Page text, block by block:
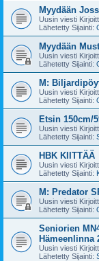
Myydään
Uusin viesti
Lähetetty Sijainti:
Myydään
Uusin viesti
Lähetetty Sijainti:
M:
Uusin viesti
Lähetetty Sijainti:
Etsin 150cm/
Uusin viesti
Lähetetty Sijainti:
HBK KIITTÄÄ
Uusin viesti
Lähetetty Sijainti:
M: Predator
Uusin viesti
Lähetetty Sijainti:
Seniorien
Hämeenlinna
Uusin viesti
Lähetetty Sijainti: